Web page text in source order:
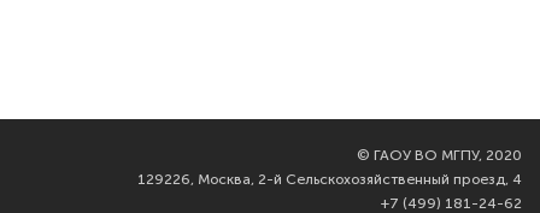
© ГАОУ ВО МГПУ, 2020
129226, Москва, 2-й Сельскохозяйственный проезд, 4
+7 (499) 181-24-62